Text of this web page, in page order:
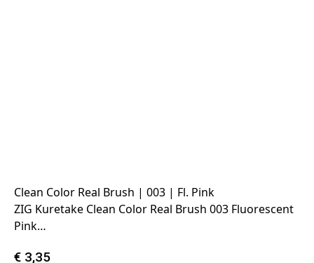
Clean Color Real Brush | 003 | Fl. Pink
ZIG Kuretake Clean Color Real Brush 003 Fluorescent
Pink…
€ 3,35